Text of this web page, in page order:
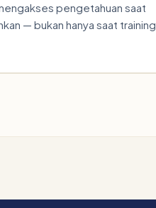
pengetahuan saat
— bukan hanya saat training.